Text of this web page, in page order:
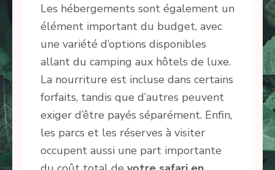
Les hébergements sont également un
élément important du budget, avec
une variété d’options disponibles
allant du camping aux hôtels de luxe.
La nourriture est incluse dans certains
forfaits, tandis que d’autres peuvent
exiger d’être payés séparément. Enfin,
les parcs et les réserves à visiter
occupent aussi une part importante